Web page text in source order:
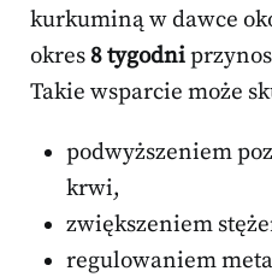
kurkuminą w dawce
okres8 tygodni
Takie wsparcie może
podwyższeniem
krwi,
zwiększeniem
regulowaniem